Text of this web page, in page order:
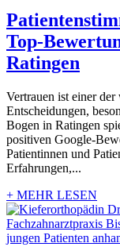
Top-
Ratingen
Vertrauen ist einer
Entscheidungen,
Bogen in Ratingen
positiven Google-
Patientinnen und
Erfahrungen,...
+ MEHR LESEN